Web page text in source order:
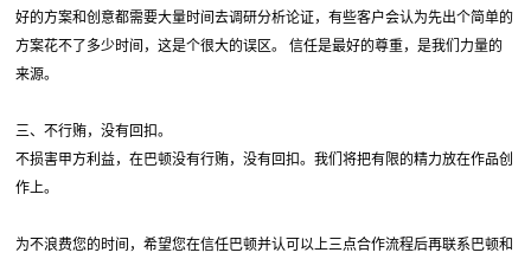
好的方案和创意都需要大量时间去调研分析论证，有些客户会认为先出个简单的
方案花不了多少时间，这是个很大的误区。 信任是最好的尊重，是我们力量的
来源。
三、不行贿，没有回扣。
不损害甲方利益，在巴顿没有行贿，没有回扣。我们将把有限的精力放在作品创
作上。
为不浪费您的时间，希望您在信任巴顿并认可以上三点合作流程后再联系巴顿和